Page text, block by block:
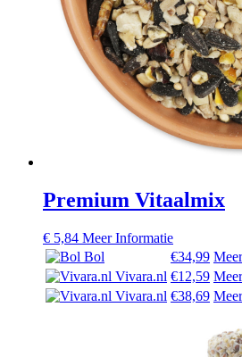
Premium Vitaalmix
€ 5,84 Meer Informatie
Bol
€34,99
Vivara.nl €12,59
Vivara.nl €38,69